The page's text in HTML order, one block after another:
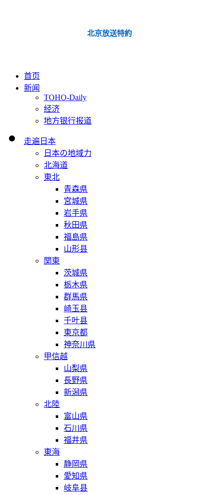
北京放送特約
首页
新闻
TOHO-Daily
经济
地方银行报道
走遍日本
日本の地域力
北海道
東北
青森県
宮城県
岩手県
秋田県
福島県
山形县
関東
茨城県
栃木県
群馬県
崎玉县
千叶县
東京都
神奈川県
甲信越
山梨県
長野県
新潟県
北陸
富山県
石川県
福井県
東海
静岡県
愛知県
岐阜县